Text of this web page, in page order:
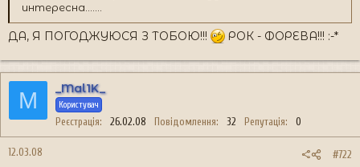
интересна.......
ДА, Я ПОГОДЖУЮСЯ З ТОБОЮ!!! РОК - ФОРЕВА!!! :-*
M _Mal1K_
Користувач
Реєстрація 26.02.08 Повідомлення 32 Репутація 0
12.03.08 #722